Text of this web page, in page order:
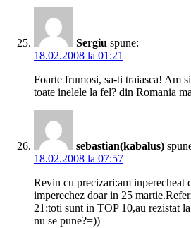
Sergiu spune:
18.02.2008 la 01:21
Foarte frumosi, sa-ti traiasca! Am
toate inelele la fel? din Romania
sebastian(kabalus)
18.02.2008 la 07:57
Revin cu precizari:am inperecheat
imperechez doar in 25
21:toti sunt in TOP 10,au rezistat
nu se pune?=))